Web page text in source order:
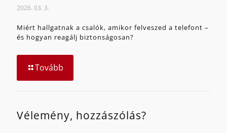
2026. 03. 3.
Miért hallgatnak a csalók, amikor felveszed a telefont –
és hogyan reagálj biztonságosan?
Tovább
Vélemény, hozzászólás?